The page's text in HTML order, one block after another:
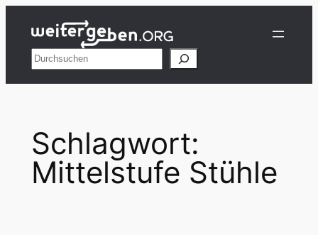
Inhalt
springenSuchen
Schlagwort:
Mittelstufe Stühle